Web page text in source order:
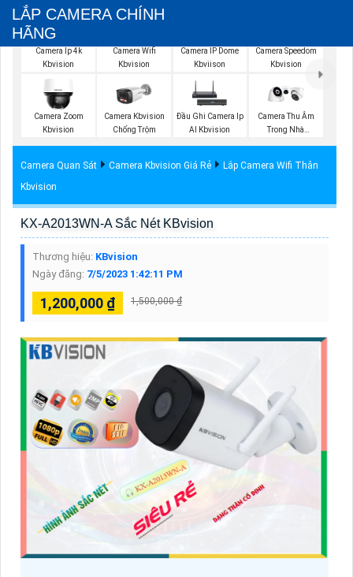
LẮP CAMERA CHÍNH
HÃNG
Camera Ip 4k
Kbvision
Camera Wifi
Kbvision
Camera IP Dome
Kbviison
Camera Speedom
Kbvision
Camera Zoom
Kbvision
Camera Kbvision
Chống Trộm
Đầu Ghi Camera Ip
AI Kbvision
Camera Thu Âm
Trong Nhà
Camera Quan Sát Camera Kbvision Giá Rẻ
Lắp Camera Wifi Thân
Kbvision
KX-A2013WN-A Sắc Nét KBvision
Thương hiệu: KBvision
Ngày đăng: 7/5/2023 1:42:11 PM
1,200,000 ₫ 1,500,000 ₫